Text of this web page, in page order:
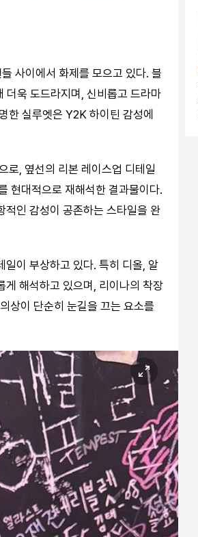
사이에서 화제를 모으고 있다. 블
더욱 도드라지며, 신비롭고 드라마
한 실루엣은 Y2K 하이틴 감성에
로, 옆선의 리본 레이스업 디테일
현대적으로 재해석한 결과물이다.
적인 감성이 공존하는 스타일을 완
일이 부상하고 있다. 특히 디올, 알
게 해석하고 있으며, 리이나의 착장
상이 단순히 눈길을 끄는 요소를